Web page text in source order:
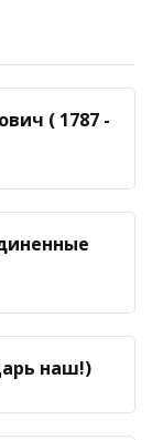
( 1787 -
наш!)